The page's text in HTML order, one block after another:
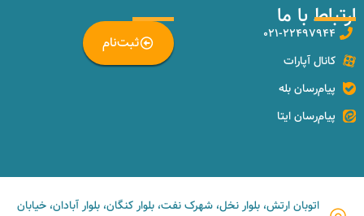
ارتباط با ما
۰۲۱-۲۲۴۹۷۹۴۴
کانال آپارات
پیام‌رسان بله
پیام‌رسان ایتا
_
ثبت‌نام
اتوبان ارتش، بلوار نخل، شهرک نفت، بلوار کنگان، بلوار آبادان، خیابان